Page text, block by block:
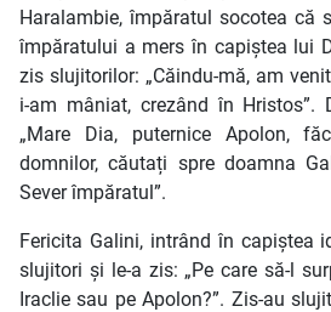
Haralambie, împăratul socotea că
împăratului a mers în capiștea lui
zis slujitorilor: „Căindu-mă, am
i-am mâniat, crezând în Hristos”.
„Mare Dia, puternice Apolon,
domnilor, căutați spre doamna
Sever împăratul”.
Fericita Galini, intrând în capiștea
slujitori și le-a zis: „Pe care să-l
Iraclie sau pe Apolon?”. Zis-au